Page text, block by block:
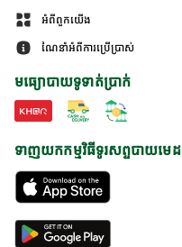
អំពីពួកយើង
ណែនាំអំពីការប្រើប្រាស់
មធ្យោបាយទូទាត់ប្រាក់
ទាញយកកម្មវិធីទូរសព្ទបាយមេដ